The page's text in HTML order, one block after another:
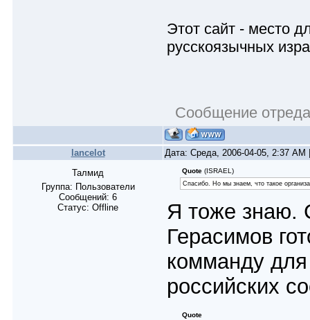
Этот сайт - место
русскоязычных
Сообщение
lancelot
Дата: Среда, 2006-04-05, 2:37
Талмид
Группа: Пользователи
Сообщений: 6
Статус: Offline
Quote (ISRAEL)
Спасибо. Но мы знаем, что такое
Я тоже знаю.
Герасимов
комманду
российских
Quote